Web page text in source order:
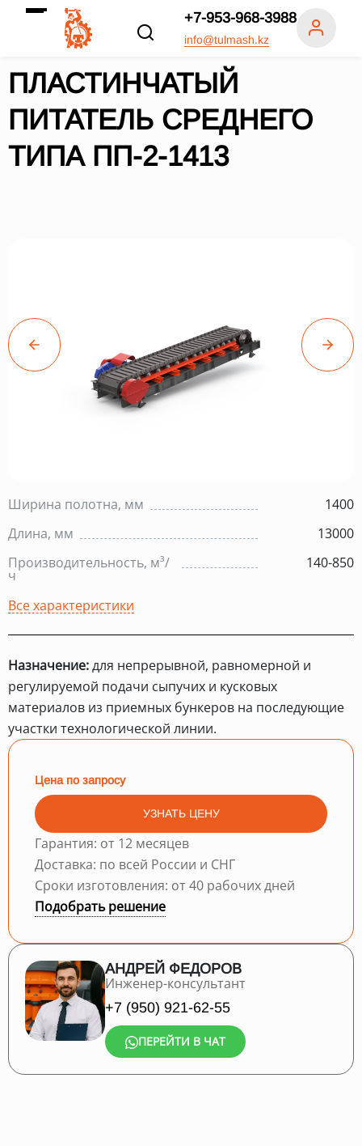
+7-953-968-3988
info@tulmash.kz
ПЛАСТИНЧАТЫЙ
ПИТАТЕЛЬ СРЕДНЕГО
ТИПА ПП-2-1413
Ширина полотна, мм
1400
Длина, мм
13000
Производительность, м³/
ч
140-850
Все характеристики
Назначение:для непрерывной, равномерной и
регулируемой подачи сыпучих и кусковых
материалов из приемных бункеров на последующие
участки технологической линии.
Цена по запросу
УЗНАТЬ ЦЕНУ
Гарантия: от 12 месяцев
Доставка: по всей России и СНГ
Сроки изготовления: от 40 рабочих дней
Подобрать решение
АНДРЕЙ ФЕДОРОВ
Инженер-консультант
+7 (950) 921-62-55
ПЕРЕЙТИ В ЧАТ